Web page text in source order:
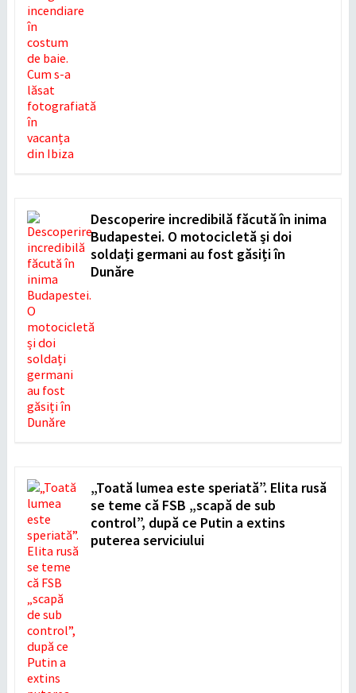
Descoperire incredibilă făcută în inima
Budapestei. O motocicletă și doi
soldați germani au fost găsiți în
Dunăre
„Toată lumea este speriată”. Elita rusă
se teme că FSB „scapă de sub
control”, după ce Putin a extins
puterea serviciului